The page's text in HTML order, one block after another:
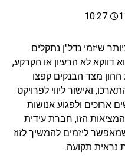
10:27
שיזמי נדל"ן נתקלים
דווקא לא הרעיון או הקרקע,
מצד הבנקים קפצו
ואישור ליווי לפרויקט
ארוכים ולפגוע אנושות
הזו, חברת עידית
ליזמים להמשיך לזוז
נראית תקועה.